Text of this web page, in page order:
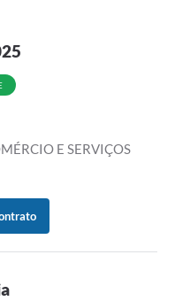
Empresas
E SERVIÇOS